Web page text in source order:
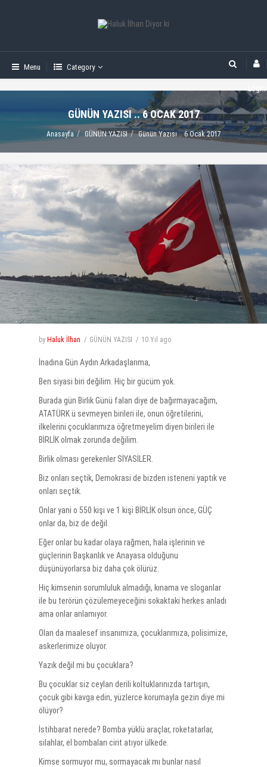
Menu Category
GÜNÜN YAZISI .. 6 OCAK 2017
Anasayfa GÜNÜN YAZISI Günün Yazısı .. 6 Ocak 2017
by Haluk İlhan GÜNÜN YAZISI 10 Yıl ago
İnadına Gün Aydın Arkadaşlarıma,
Ben siyasi biri değilim. Hiç bir gücüm yok.
Burada gün Birlik Günü falan diye de bağırmayacağım,
ATATÜRK ü sevmeyen birileri ile, onun öğretilerini,
ilkelerini çocuklarımıza öğretmeyelim diyen birileri ile
BİRLİK olmak zorunda değilim.
Birlik olması gerekenler SİYASİLER.
Biz onları seçtik, Demokrasi de bizden isteneni yaptık ve
onları seçtik.
Onlar yani o 550 kişi ve 1 kişi BİRLİK olsun önce, GÜÇ
onlar da, biz de değil.
Eğer onlar bu kadar olaya rağmen, hala işlerinin ve
güçlerinin Başkanlık ve Anayasa olduğunu
düşünüyorlarsa biz daha çok ölürüz.
Hiç kimsenin sorumluluk almadığı, kınama ve sloganlar
ile bu terörün çözülemeyeceğini sokaktaki herkes anladı
ama onlar anlamıyor.
Olan da maalesef insanımıza, çocuklarımıza, polisimize,
askerlerimize oluyor.
Yazık değil mi bu çocuklara?
Bu çocuklar siz ceylan derili koltuklarınızda tartışın,
çocuk gibi kavga edin, yüzlerce korumayla gezin diye mi
ölüyor?
İstihbarat nerede? Bomba yüklü araçlar, roketatarlar,
silahlar, el bombaları cirit atıyor ülkede.
Kimse sormuyor mu, sormayacak mı bunlar nasıl